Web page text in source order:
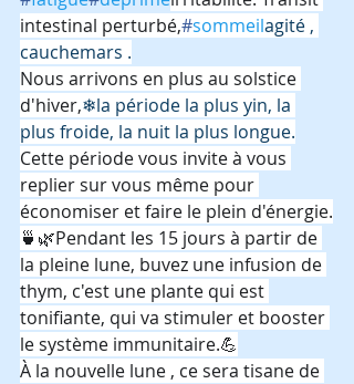
intestinal perturbé,#sommeilagité ,
cauchemars .
Nous arrivons en plus au solstice
d'hiver,❄la période la plus yin, la
plus froide, la nuit la plus longue.
Cette période vous invite à vous
replier sur vous même pour
économiser et faire le plein d'énergie.
🍵🌿Pendant les 15 jours à partir de
la pleine lune, buvez une infusion de
thym, c'est une plante qui est
tonifiante, qui va stimuler et booster
le système immunitaire.💪
À la nouvelle lune , ce sera tisane de